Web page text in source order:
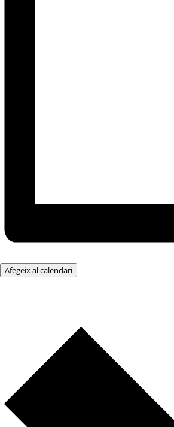
Afegeix al calendari